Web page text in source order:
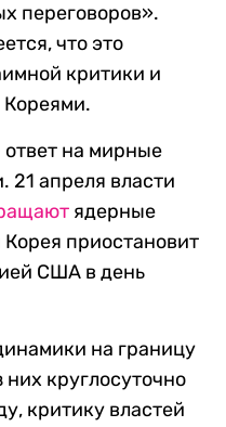
переговоров».
что это
критики и
на мирные
21 апреля власти
ядерные
приостановит
США в день
на границу
круглосуточно
критику властей